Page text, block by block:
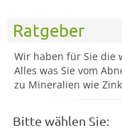
Ratgeber
Wir haben für Sie die
Alles was Sie vom
zu Mineralien wie
Bitte wählen Sie: